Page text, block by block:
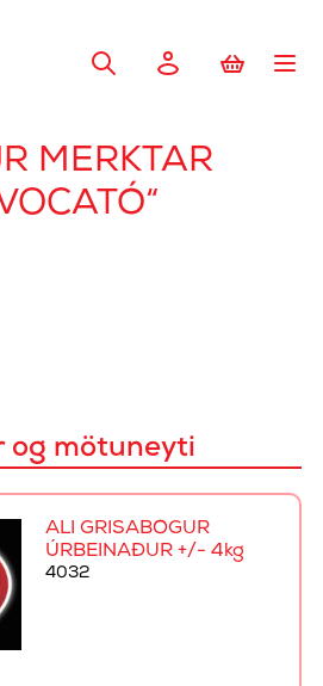
MERKTAR
og mötuneyti
ALI GRÍSABÓGUR
ÚRBEINAÐUR +/- 4kg
4032